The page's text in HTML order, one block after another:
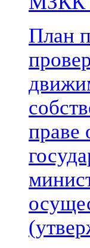
План
праве